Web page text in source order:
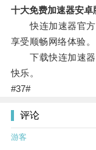
十大免费加速器安卓
快连加速器官方
享受顺畅网络体验。
下载快连加速器
快乐。
#37#
评论
游客